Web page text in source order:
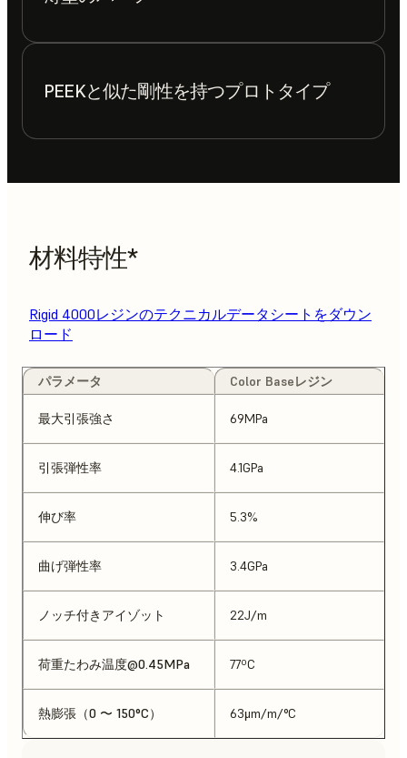
PEEKと似た剛性を持つプロトタイプ
材料特性*
Rigid 4000レジンのテクニカルデータシートをダウン
ロード
パラメータ Color Baseレジン
最大引張強さ 69MPa
引張弾性率 4.1GPa
伸び率 5.3%
曲げ弾性率 3.4GPa
ノッチ付きアイゾット 22J/m
荷重たわみ温度@0.45MPa 77ºC
熱膨張（0 〜 150°C） 63μm/m/°C